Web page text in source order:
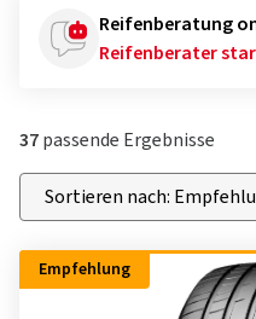
Reifenberatung
Reifenberater
37passende Ergebnisse
Empfehlung